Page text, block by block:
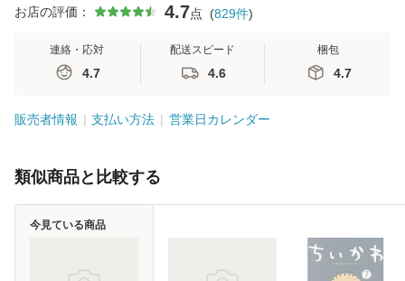
お店の評価： 4.7点 (829件)
連絡・応対
4.7
配送スピード
4.6
梱包
4.7
販売者情報 支払い方法 営業日カレンダー
類似商品と比較する
今見ている商品